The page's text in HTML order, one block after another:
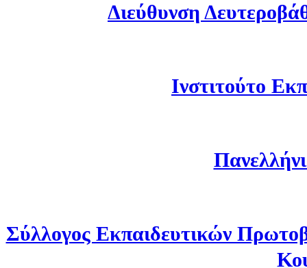
Διεύθυνση
Ινστιτούτο
Σύλλογος Εκπαιδευτικών